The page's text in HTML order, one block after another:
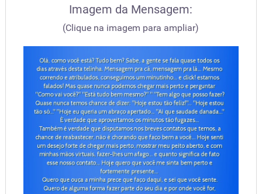
Imagem da Mensagem:
(Clique na imagem para ampliar)